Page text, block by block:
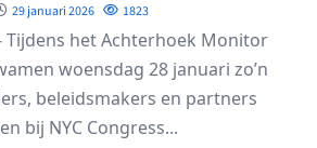
29 januari 2026 1823
- Tijdens het Achterhoek Monitor
woensdag 28 januari zo’n
beleidsmakers en partners
bij NYC Congress...